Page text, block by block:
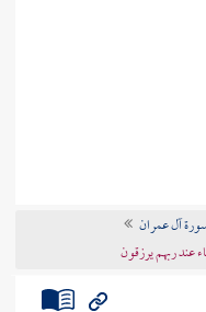
آل عمران
عند ربهم يرزقون